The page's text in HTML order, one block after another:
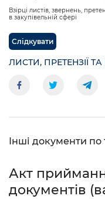
Взірці листів, звернень,
в закупівельній сфері
Слідкувати
ЛИСТИ, ПРЕТЕНЗІЇ
Інші документи по
Акт
документів